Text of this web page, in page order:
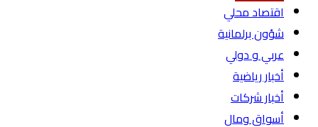
اقتصاد محلي
شؤون برلمانية
عربي و دولي
أخبار رياضية
أخبار شركات
أسواق ومال